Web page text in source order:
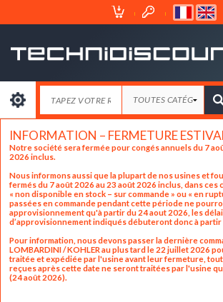
Mon
Espace
INFORMATION – FERMETURE
Notre société sera fermée pour congés annuels du 7
2026 inclus.
Nous informons aussi que la plupart de nos usines et
fermés du 7 août 2026 au 23 août 2026 inclus, dans
« non disponible en stock – sur commande » ou « en
passées en commande pendant cette période ne
approvisionnement qu'à partir du 24 aout 2026, les
d’approvisionnement indiqués débuteront donc à partir
Pour information, nous devons passer la dernière
LOMBARDINI / KOHLER au plus tard le 22 juillet 2026
traitée et expédiée par l'usine avant leur fermeture,
reçues après cette date ne seront traitées par l'usine
(24 août 2026).